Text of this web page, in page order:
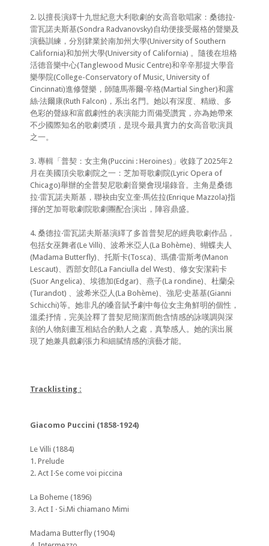
2. 以擅長演繹十九世紀意大利歌劇的女高音歌唱家：桑德拉‧
雷瓦諾夫斯基(Sondra Radvanovsky)自幼便接受嚴格的聲樂及
演藝訓練，分別肄業於南加州大學(University of Southern
California)和加州大學(University of California) 。隨後在坦格
活德音樂中心(Tanglewood Music Centre)和辛辛那提大學音
樂學院(College-Conservatory of Music, University of
Cincinnati)進修聲樂，師隨馬蒂爾‧辛格(Martial Singher)和露
絲‧法爾康(Ruth Falcon)，系出名門。她以有深度、精緻、多
色彩的聲線和富戲劇性的表演能力而備受讚賞，亦為她帶來
不少國際知名的歌劇奬項，是現今最具實力的女高音歌演員
之一。
3. 專輯「普契：女主角(Puccini : Heroines)」收錄了2025年2
月在美國頂尖歌劇院之一：芝加哥歌劇院(Lyric Opera of
Chicago)舉辦的全普契尼歌劇音樂會現場錄音。主角是桑德
拉‧雷瓦諾夫斯基，聯袂由安立奎‧馬佐拉(Enrique Mazzola)指
揮的芝加哥歌劇院歌劇團配合演出，陣容鼎盛。
4. 桑德拉‧雷瓦諾夫斯基演繹了多首普契尼的經典歌劇作品，
包括女巫舞者(Le Villi)、波希米亞人(La Bohème)、蝴蝶夫人
(Madama Butterfly)、托斯卡(Tosca)、瑪儂‧雷斯考(Manon
Lescaut)、西部女郎(La Fanciulla del West)、修女安潔莉卡
(Suor Angelica)、埃德加(Edgar)、燕子(La rondine)、杜蘭朵
(Turandot) 、波希米亞人(La Bohème)、強尼·史基基(Gianni
Schicchi)等。她非凡的嗓音賦予劇中每位女主角鮮明的個性，
溫柔抒情，完美詮釋了普契尼簡潔而飽含情感的詠嘆調與深
刻的人物刻畫互相結合的動人之處，真摯感人。她的演出展
現了她兼具戲劇張力和細膩情感的演藝才能。
Tracklisting :
Giacomo Puccini (1858-1924)
Le Villi (1884)
1. Prelude
2. Act I‧Se come voi piccina
La Boheme (1896)
3. Act I ‧ Si.Mi chiamano Mimi
Madama Butterfly (1904)